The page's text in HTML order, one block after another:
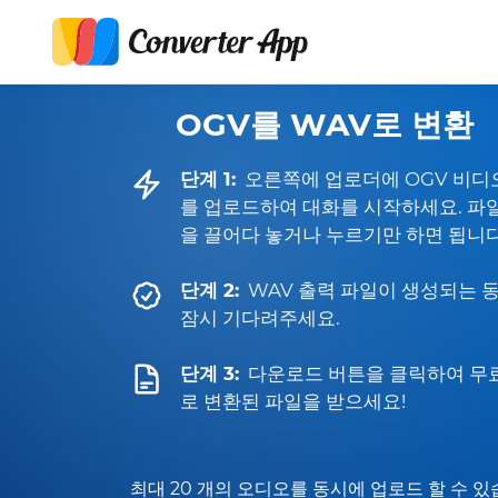
OGV를 WAV로 변환
단계 1: 오른쪽에 업로더에 OGV 비디
를 업로드하여 대화를 시작하세요. 파
을 끌어다 놓거나 누르기만 하면 됩니
단계 2: WAV 출력 파일이 생성되는
잠시 기다려주세요.
단계 3: 다운로드 버튼을 클릭하여 무
로 변환된 파일을 받으세요!
최대 20 개의 오디오를 동시에 업로드 할 수 있